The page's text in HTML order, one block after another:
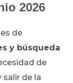
2026
de
y búsqueda
de
salir de la